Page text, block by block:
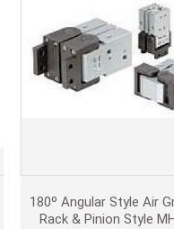
180º Angular Style Air
Rack & Pinion Style